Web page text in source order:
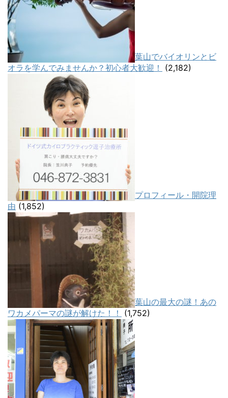
葉山でバイオリンとビ
オラを学んでみませんか？初心者大歓迎！
(2,182)
プロフィール・開院理
由 (1,852)
葉山の最大の謎！あの
ワカメパーマの謎が解けた！！
(1,752)